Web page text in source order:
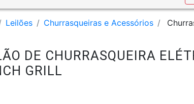
Leilões Churrasqueiras e Acessórios
DE CHURRASQUEIRA
GRILL